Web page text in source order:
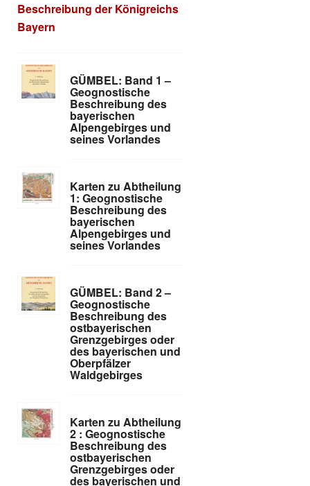
Beschreibung der Königreichs
Bayern
GÜMBEL: Band 1 –
Geognostische
Beschreibung des
bayerischen
Alpengebirges und
seines Vorlandes
Karten zu Abtheilung
1: Geognostische
Beschreibung des
bayerischen
Alpengebirges und
seines Vorlandes
GÜMBEL: Band 2 –
Geognostische
Beschreibung des
ostbayerischen
Grenzgebirges oder
des bayerischen und
Oberpfälzer
Waldgebirges
Karten zu Abtheilung
2 : Geognostische
Beschreibung des
ostbayerischen
Grenzgebirges oder
des bayerischen und